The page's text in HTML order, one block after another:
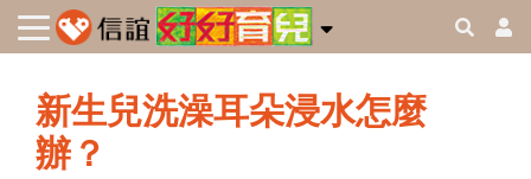
新生兒洗澡耳朵浸水怎麼
辦？